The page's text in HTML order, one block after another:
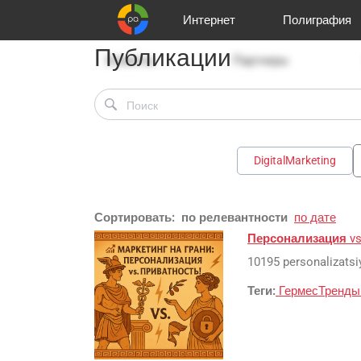
Интернет
Реклама и продвижение
Полиграфия
Цифра и офсет
ТелевидениеАудио и звукозапись
Клиенты Партнеры
Публикации
DigitalMarketing
Сортировать: по релевантности по дате
Персонализация
10195
Теги: ГермесТренды